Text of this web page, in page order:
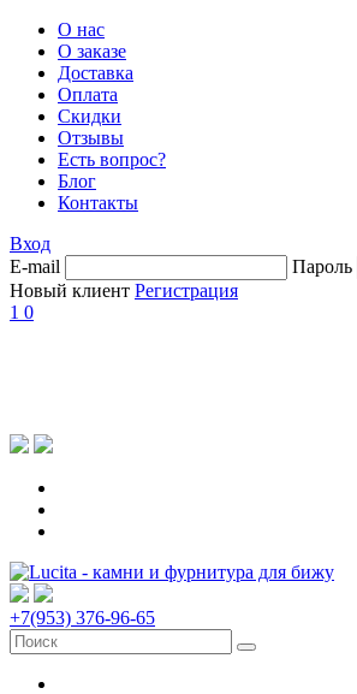
О нас
О заказе
Доставка
Оплата
Скидки
Отзывы
Есть вопрос?
Блог
Контакты
Вход
E-mail
Пароль
Новый клиент Регистрация
1 0
+7(953) 376-96-65